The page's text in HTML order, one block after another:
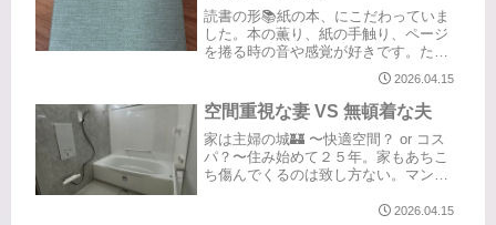
読書の形📚️紙の本、にこだわっていま
した。本の薫り、紙の手触り、ページ
を捲る時の音や感覚が好きです。ただ
好きなだけではなく、ちゃんとした理
由もあります。そんな私も最近は少し
ずつこだわりから脱皮して、あらゆる
ツールで読書を楽しむようにしてま
す...
2026.04.15
空間重視な妻 VS 無頓着な夫
家は主婦の城🏰 〜快適空間？ or コス
パ？〜住み始めて２５年。家もあちこ
ち傷んでくるのは致し方ない。マンシ
ねぇ。それはまぁ、価格的なことも考
2026.04.15